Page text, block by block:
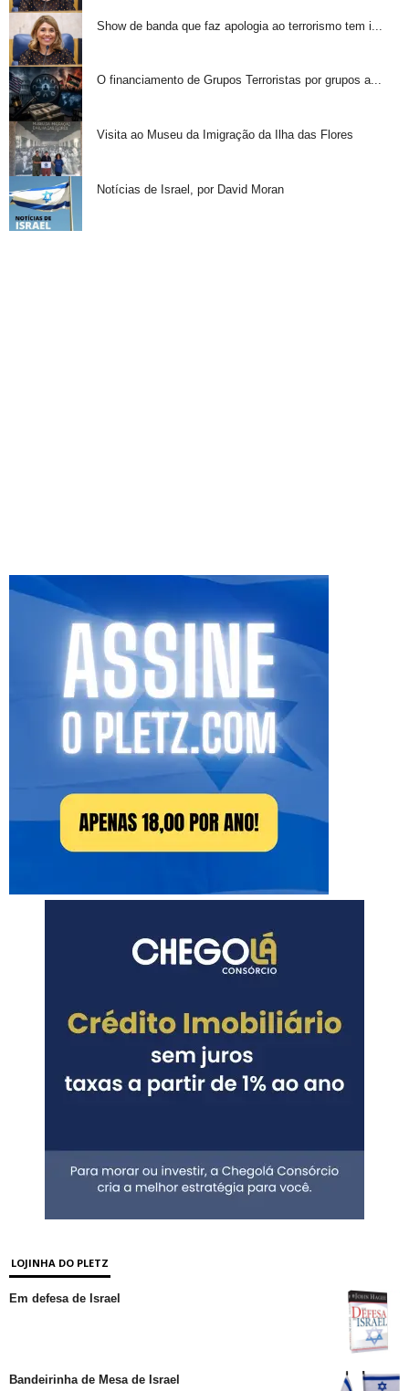
Show de banda que faz apologia ao terrorismo tem i...
O financiamento de Grupos Terroristas por grupos a...
Visita ao Museu da Imigração da Ilha das Flores
Notícias de Israel, por David Moran
LOJINHA DO PLETZ
Em defesa de Israel
Bandeirinha de Mesa de Israel